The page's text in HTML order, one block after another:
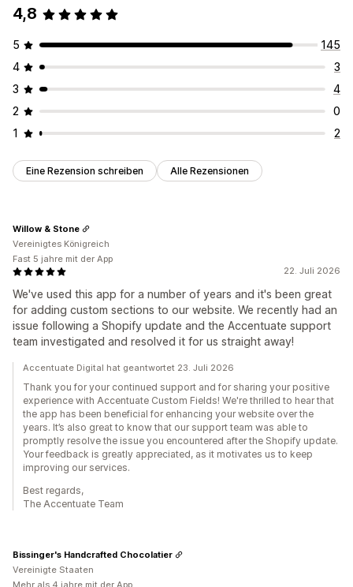
4,8
5
145
4
3
3
4
2
0
1
2
Eine Rezension schreiben Alle Rezensionen
22. Juli 2026
We've used this app for a number of years and it's been great
for adding custom sections to our website. We recently had an
issue following a Shopify update and the Accentuate support
team investigated and resolved it for us straight away!
Willow & Stone
Vereinigtes Königreich
Fast 5 jahre mit der App
Accentuate Digital hat geantwortet 23. Juli 2026
Thank you for your continued support and for sharing your positive
experience with Accentuate Custom Fields! We're thrilled to hear that
the app has been beneficial for enhancing your website over the
years. It’s also great to know that our support team was able to
promptly resolve the issue you encountered after the Shopify update.
Your feedback is greatly appreciated, as it motivates us to keep
improving our services.
Best regards,
The Accentuate Team
Bissinger's Handcrafted Chocolatier
Vereinigte Staaten